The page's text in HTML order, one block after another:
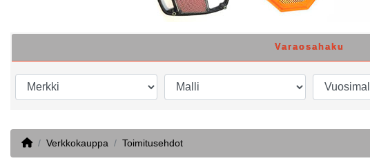
Varaosahaku
HomeVerkkokauppa Toimitusehdot